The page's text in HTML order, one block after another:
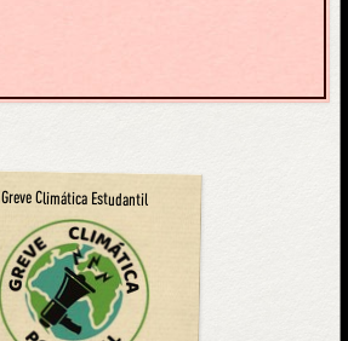
Greve Climática Estudantil